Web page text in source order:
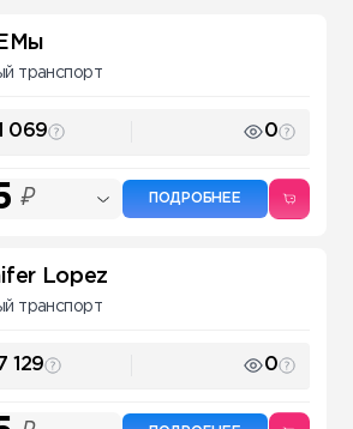
транспорт
069 0
₽ ПОДРОБНЕЕ
Lopez
транспорт
129 0